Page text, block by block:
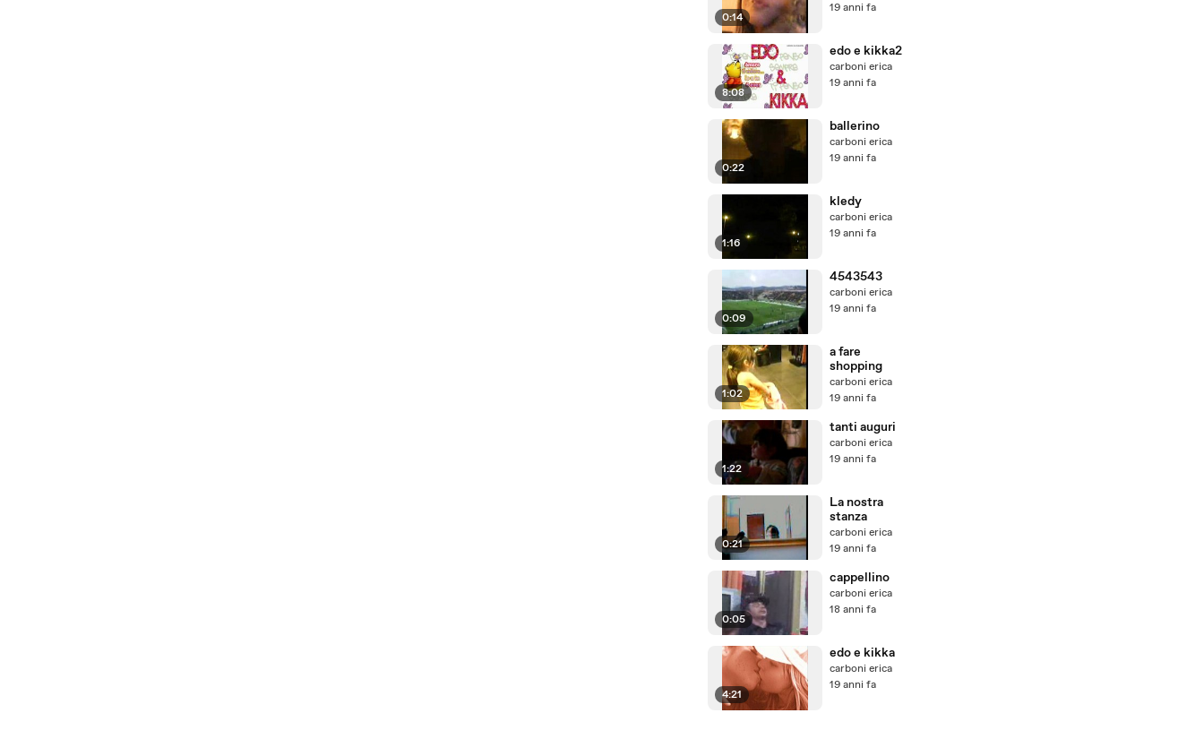
0:14
19 anni fa
8:08
edo e kikka2
carboni erica
19 anni fa
0:22
ballerino
carboni erica
19 anni fa
1:16
kledy
carboni erica
19 anni fa
0:09
4543543
carboni erica
19 anni fa
1:02
a fare
shopping
carboni erica
19 anni fa
1:22
tanti auguri
carboni erica
19 anni fa
0:21
La nostra
stanza
carboni erica
19 anni fa
0:05
cappellino
carboni erica
18 anni fa
4:21
edo e kikka
carboni erica
19 anni fa